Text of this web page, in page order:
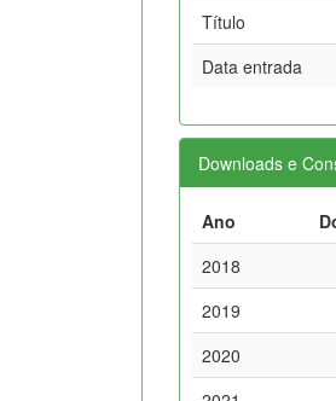
Título
Data entrada
Downloads e
Ano
2018
2019
2020